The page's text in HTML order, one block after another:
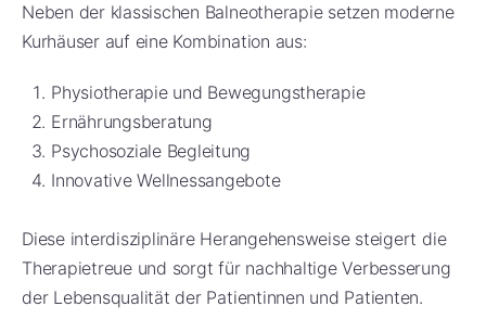
Neben der klassischen Balneotherapie setzen moderne
Kurhäuser auf eine Kombination aus:
Physiotherapie und Bewegungstherapie
Ernährungsberatung
Psychosoziale Begleitung
Innovative Wellnessangebote
Diese interdisziplinäre Herangehensweise steigert die
Therapietreue und sorgt für nachhaltige Verbesserung
der Lebensqualität der Patientinnen und Patienten.